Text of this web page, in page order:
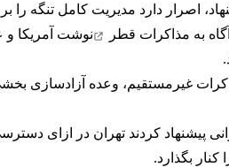
اصرار دارد مدیریت کامل تنگه را بر
مذاکرات قطر
نوشت آمریکا و
پیشنهاد کردند تهران در ازای
بگذارد.